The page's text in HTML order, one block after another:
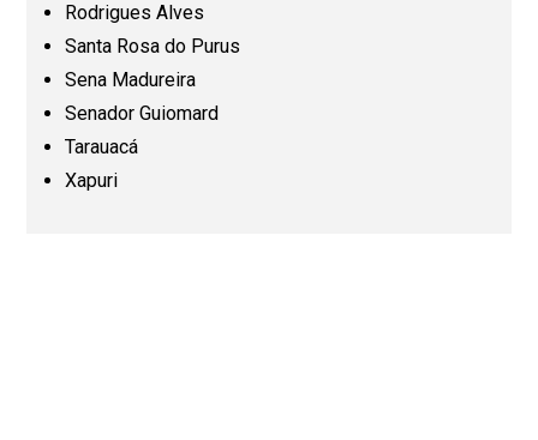
Paraíba (PB)
Paraná (PR)
Rodrigues Alves
Santa Rosa do Purus
Sena Madureira
Senador Guiomard
Tarauacá
Xapuri